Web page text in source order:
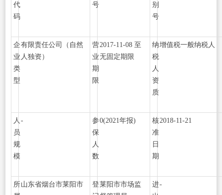
代
码
号
别
号
企
业
类
型
有限责任公司（自然
人独资）
营
业
期
限
2017-11-08 至
无固定期限
纳
税
人
资
质
增值税一般纳税人
人
员
规
模
-
参
保
人
数
0(2021年报)
核
准
日
期
2018-11-21
所山东省烟台市莱阳市
登莱阳市市场监
进-